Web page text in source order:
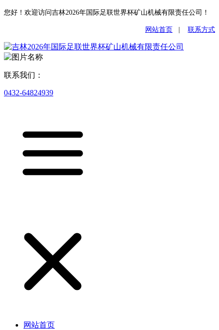
您好！欢迎访问吉林2026年国际足联世界杯矿山机械有限责任公司！
网站首页 联系方式
联系我们：
0432-64824939
网站首页